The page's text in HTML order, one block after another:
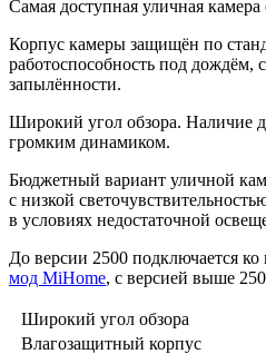
Самая доступная уличная
Корпус камеры защищён по
работоспособность под дождём,
запылённости.
Широкий угол обзора. Наличие
громким динамиком.
Бюджетный вариант уличной
с низкой
в условиях недостаточной
До версии 2500 подключается ко
мод MiHome, с версией выше
Широкий угол обзора
Влагозащитный корпус